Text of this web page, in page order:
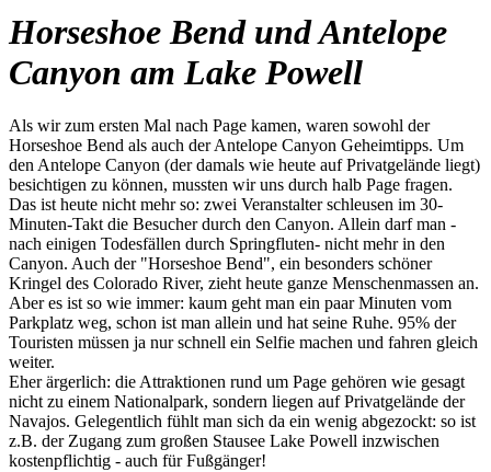
Horseshoe Bend und Antelope
Canyon am Lake Powell
Als wir zum ersten Mal nach Page kamen, waren sowohl der
Horseshoe Bend als auch der Antelope Canyon Geheimtipps. Um
den Antelope Canyon (der damals wie heute auf Privatgelände liegt)
besichtigen zu können, mussten wir uns durch halb Page fragen.
Das ist heute nicht mehr so: zwei Veranstalter schleusen im 30-
Minuten-Takt die Besucher durch den Canyon. Allein darf man -
nach einigen Todesfällen durch Springfluten- nicht mehr in den
Canyon. Auch der "Horseshoe Bend", ein besonders schöner
Kringel des Colorado River, zieht heute ganze Menschenmassen an.
Aber es ist so wie immer: kaum geht man ein paar Minuten vom
Parkplatz weg, schon ist man allein und hat seine Ruhe. 95% der
Touristen müssen ja nur schnell ein Selfie machen und fahren gleich
weiter.
Eher ärgerlich: die Attraktionen rund um Page gehören wie gesagt
nicht zu einem Nationalpark, sondern liegen auf Privatgelände der
Navajos. Gelegentlich fühlt man sich da ein wenig abgezockt: so ist
z.B. der Zugang zum großen Stausee Lake Powell inzwischen
kostenpflichtig - auch für Fußgänger!